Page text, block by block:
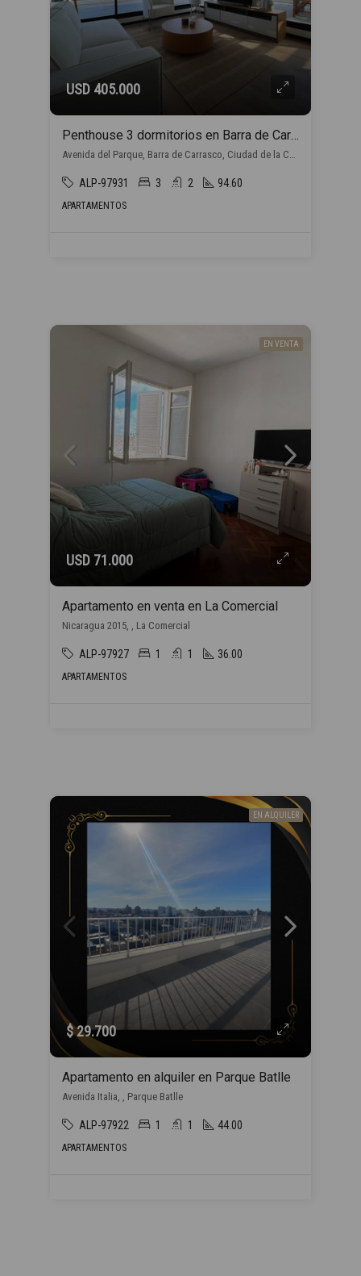
USD 405.000
Penthouse 3 dormitorios en Barra de Carrasco
Avenida del Parque, Barra de Carrasco, Ciudad de la Costa
ALP-97931 3 2 94.60
APARTAMENTOS
EN VENTA
USD 71.000
Apartamento en venta en La Comercial
Nicaragua 2015, , La Comercial
ALP-97927 1 1 36.00
APARTAMENTOS
EN ALQUILER
$ 29.700
Apartamento en alquiler en Parque Batlle
Avenida Italia, , Parque Batlle
ALP-97922 1 1 44.00
APARTAMENTOS